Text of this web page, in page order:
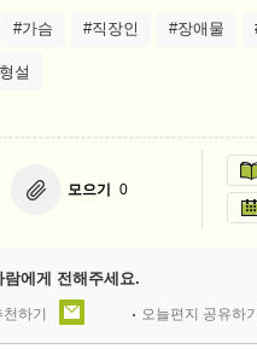
#가슴 #직장인 #장애물
설
모으기 0
에게 전해주세요.
하기 오늘편지 공유하기